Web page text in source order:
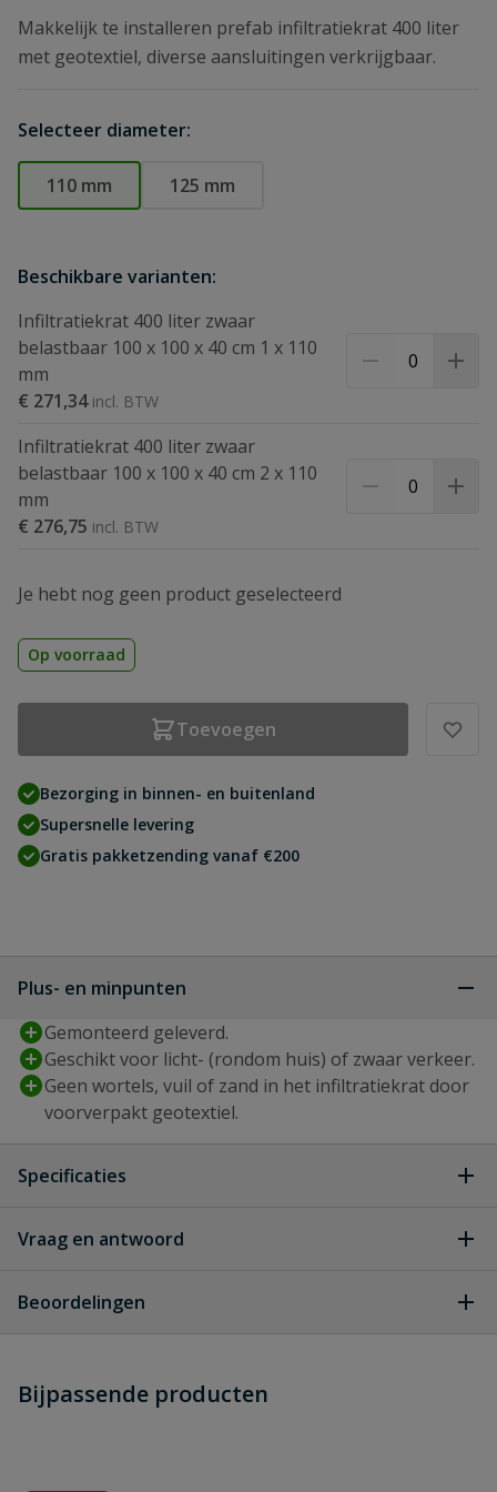
Makkelijk te installeren prefab infiltratiekrat 400 liter
met geotextiel, diverse aansluitingen verkrijgbaar.
Selecteer diameter:
110 mm 125 mm
Beschikbare varianten:
Infiltratiekrat 400 liter zwaar
belastbaar 100 x 100 x 40 cm 1 x 110
mm
€ 271,34
Infiltratiekrat 400 liter zwaar
belastbaar 100 x 100 x 40 cm 2 x 110
mm
€ 276,75
Je hebt nog geen product geselecteerd
Op voorraad
Toevoegen
Bezorging in binnen- en buitenland
Supersnelle levering
Gratis pakketzending vanaf €200
Plus- en minpunten
Gemonteerd geleverd.
Geschikt voor licht- (rondom huis) of zwaar verkeer.
Geen wortels, vuil of zand in het infiltratiekrat door
voorverpakt geotextiel.
Specificaties
Type aansluiting manchet
Vraag en antwoord
dit product?
Beoordelingen
Schrijf zelf een beoordeling
Bijpassende producten